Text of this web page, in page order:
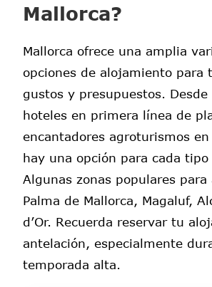
Mallorca?
Mallorca ofrece una amplia
opciones de alojamiento para
gustos y presupuestos. Desde
hoteles en primera línea de
encantadores agroturismos
hay una opción para cada
Algunas zonas populares para
Palma de Mallorca, Magaluf,
d’Or. Recuerda reservar tu
antelación, especialmente
temporada alta.